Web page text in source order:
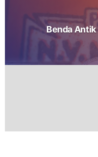
Benda